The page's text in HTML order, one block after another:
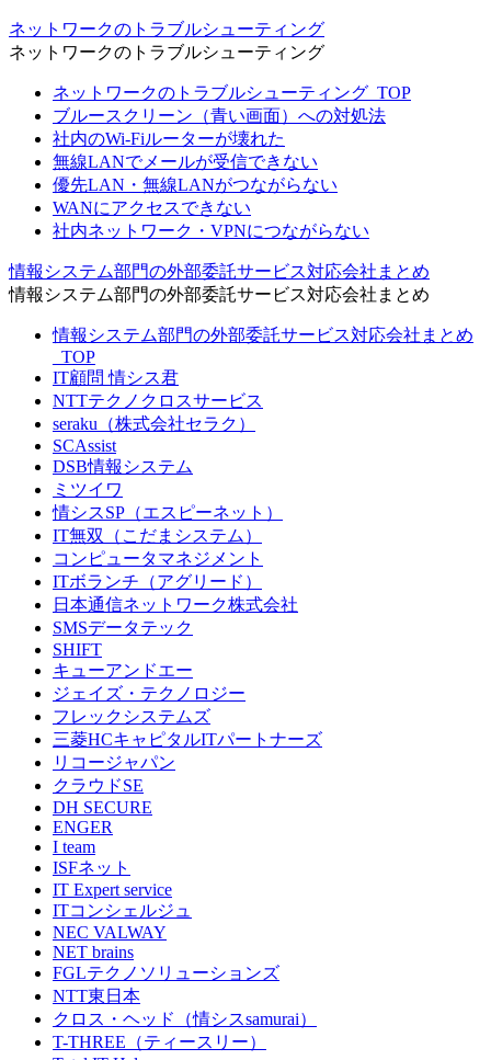
ネットワークのトラブルシューティング
ネットワークのトラブルシューティング
ネットワークのトラブルシューティング_TOP
ブルースクリーン（青い画面）への対処法
社内のWi-Fiルーターが壊れた
無線LANでメールが受信できない
優先LAN・無線LANがつながらない
WANにアクセスできない
社内ネットワーク・VPNにつながらない
情報システム部門の外部委託サービス対応会社まとめ
情報システム部門の外部委託サービス対応会社まとめ
情報システム部門の外部委託サービス対応会社まとめ
_TOP
IT顧問 情シス君
NTTテクノクロスサービス
seraku（株式会社セラク）
SCAssist
DSB情報システム
ミツイワ
情シスSP（エスピーネット）
IT無双（こだまシステム）
コンピュータマネジメント
ITボランチ（アグリード）
日本通信ネットワーク株式会社
SMSデータテック
SHIFT
キューアンドエー
ジェイズ・テクノロジー
フレックシステムズ
三菱HCキャピタルITパートナーズ
リコージャパン
クラウドSE
DH SECURE
ENGER
I team
ISFネット
IT Expert service
ITコンシェルジュ
NEC VALWAY
NET brains
FGLテクノソリューションズ
NTT東日本
クロス・ヘッド（情シスsamurai）
T-THREE（ティースリー）